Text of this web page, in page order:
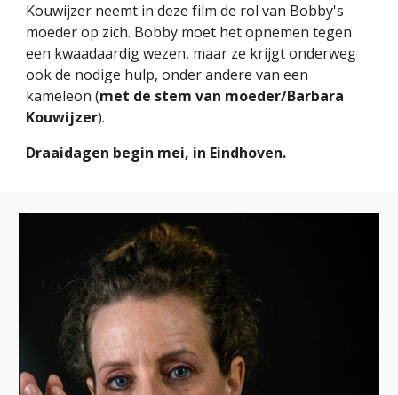
Kouwijzer neemt in deze film de rol van Bobby's
moeder op zich. Bobby moet het opnemen tegen
een kwaadaardig wezen, maar ze krijgt onderweg
ook de nodige hulp, onder andere van een
kameleon (met de stem van moeder/Barbara
Kouwijzer).
Draaidagen begin mei, in Eindhoven.